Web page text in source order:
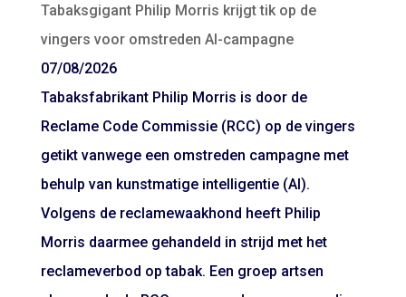
Tabaksgigant Philip Morris krijgt tik op de
vingers voor omstreden AI-campagne
07/08/2026
Tabaksfabrikant Philip Morris is door de
Reclame Code Commissie (RCC) op de vingers
getikt vanwege een omstreden campagne met
behulp van kunstmatige intelligentie (AI).
Volgens de reclamewaakhond heeft Philip
Morris daarmee gehandeld in strijd met het
reclameverbod op tabak. Een groep artsen